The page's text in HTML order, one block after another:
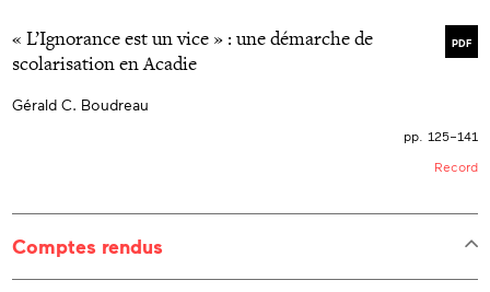
PDF
« L’Ignorance est un vice » : une démarche de
scolarisation en Acadie
Gérald C. Boudreau
pp. 125–141
Record
Comptes rendus